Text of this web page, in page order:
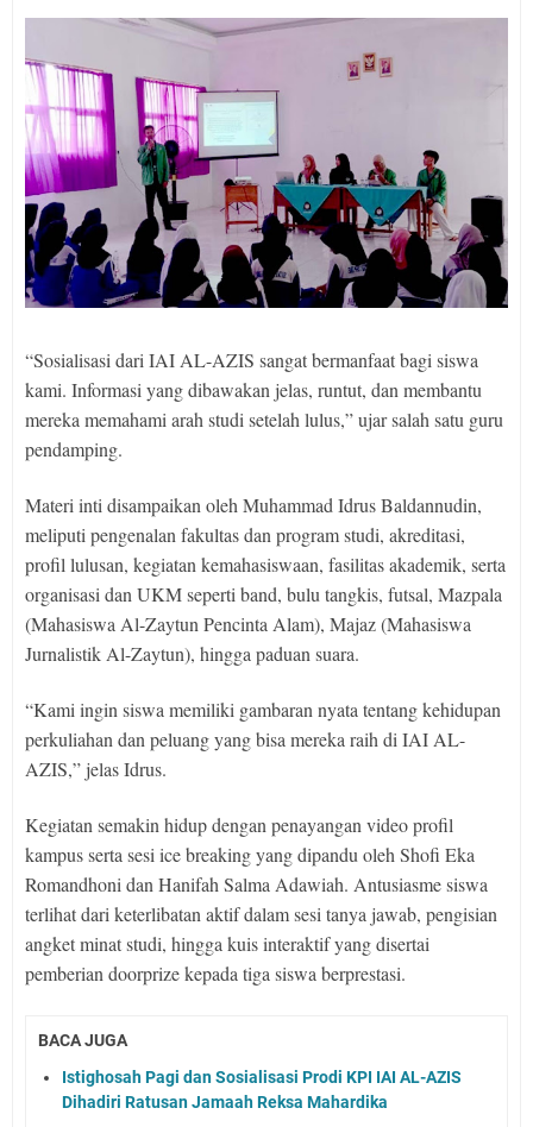
“Sosialisasi dari IAI AL-AZIS sangat bermanfaat bagi siswa
kami. Informasi yang dibawakan jelas, runtut, dan membantu
mereka memahami arah studi setelah lulus,” ujar salah satu guru
pendamping.
Materi inti disampaikan oleh Muhammad Idrus Baldannudin,
meliputi pengenalan fakultas dan program studi, akreditasi,
profil lulusan, kegiatan kemahasiswaan, fasilitas akademik, serta
organisasi dan UKM seperti band, bulu tangkis, futsal, Mazpala
(Mahasiswa Al-Zaytun Pencinta Alam), Majaz (Mahasiswa
Jurnalistik Al-Zaytun), hingga paduan suara.
“Kami ingin siswa memiliki gambaran nyata tentang kehidupan
perkuliahan dan peluang yang bisa mereka raih di IAI AL-
AZIS,” jelas Idrus.
Kegiatan semakin hidup dengan penayangan video profil
kampus serta sesi ice breaking yang dipandu oleh Shofi Eka
Romandhoni dan Hanifah Salma Adawiah. Antusiasme siswa
terlihat dari keterlibatan aktif dalam sesi tanya jawab, pengisian
angket minat studi, hingga kuis interaktif yang disertai
pemberian doorprize kepada tiga siswa berprestasi.
BACA JUGA
Istighosah Pagi dan Sosialisasi Prodi KPI IAI AL-AZIS
Dihadiri Ratusan Jamaah Reksa Mahardika